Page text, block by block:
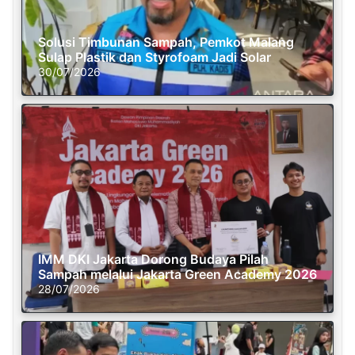
Solusi Timbunan Sampah, Pemkot Malang
Sulap Plastik dan Styrofoam Jadi Solar
30/07/2026
IMM DKI Jakarta Dorong Budaya Pilah
Sampah melalui Jakarta Green Academy 2026
28/07/2026